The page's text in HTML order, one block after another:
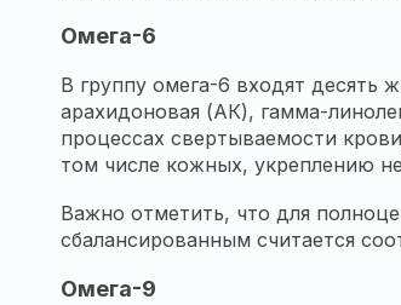
Омега-6
В группу омега-6 входят десять
арахидоновая (АК), гамма-
процессах свертываемости
том числе кожных, укреплению
Важно отметить, что для
сбалансированным считается
Омега-9